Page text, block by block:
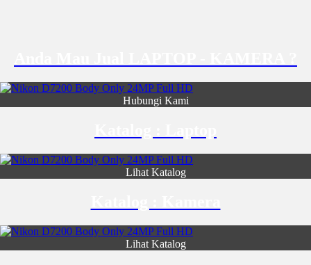
Hubungi Kami
Lihat Katalog
Lihat Katalog